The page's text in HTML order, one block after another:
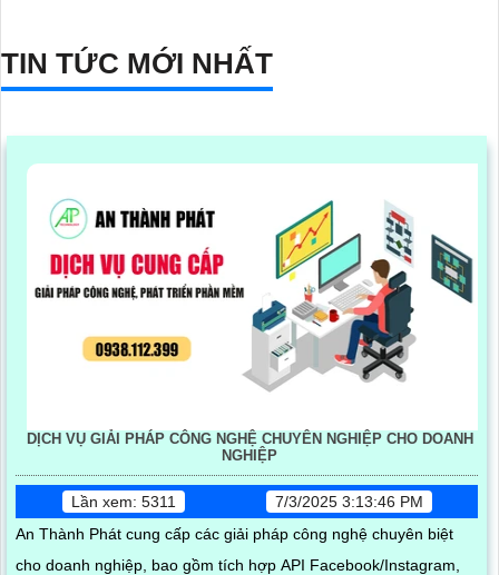
TIN TỨC MỚI NHẤT
DỊCH VỤ GIẢI PHÁP CÔNG NGHỆ CHUYÊN NGHIỆP CHO DOANH
NGHIỆP
Lần xem: 5311
7/3/2025 3:13:46 PM
An Thành Phát cung cấp các giải pháp công nghệ chuyên biệt
cho doanh nghiệp, bao gồm tích hợp API Facebook/Instagram,